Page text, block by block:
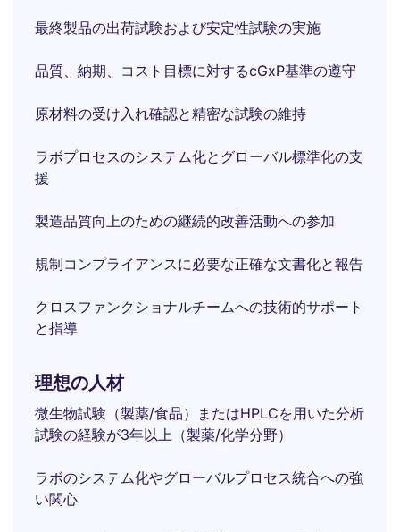
最終製品の出荷試験および安定性試験の実施
品質、納期、コスト目標に対するcGxP基準の遵守
原材料の受け入れ確認と精密な試験の維持
ラボプロセスのシステム化とグローバル標準化の支
援
製造品質向上のための継続的改善活動への参加
規制コンプライアンスに必要な正確な文書化と報告
クロスファンクショナルチームへの技術的サポート
と指導
理想の人材
微生物試験（製薬/食品）またはHPLCを用いた分析
試験の経験が3年以上（製薬/化学分野）
ラボのシステム化やグローバルプロセス統合への強
い関心